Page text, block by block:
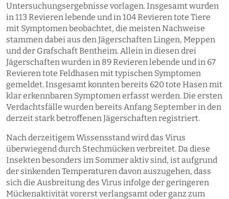
Untersuchungsergebnisse vorlagen. Insgesamt wurden
in 113 Revieren lebende und in 104 Revieren tote Tiere
mit Symptomen beobachtet, die meisten Nachweise
stammen dabei aus den Jägerschaften Lingen, Meppen
und der Grafschaft Bentheim. Allein in diesen drei
Jägerschaften wurden in 89 Revieren lebende und in 67
Revieren tote Feldhasen mit typischen Symptomen
gemeldet. Insgesamt konnten bereits 620 tote Hasen mit
klar erkennbaren Symptomen erfasst werden. Die ersten
Verdachtsfälle wurden bereits Anfang September in den
derzeit stark betroffenen Jägerschaften registriert.
Nach derzeitigem Wissensstand wird das Virus
überwiegend durch Stechmücken verbreitet. Da diese
Insekten besonders im Sommer aktiv sind, ist aufgrund
der sinkenden Temperaturen davon auszugehen, dass
sich die Ausbreitung des Virus infolge der geringeren
Mückenaktivität vorerst verlangsamt oder ganz zum